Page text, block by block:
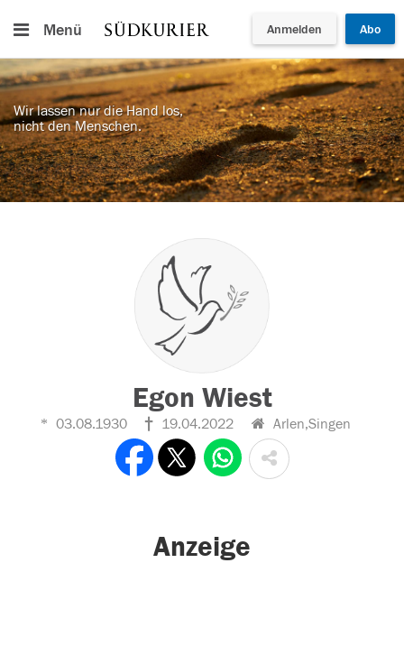
Menü Anmelden Abo
Wir lassen nur die Hand los,
nicht den Menschen.
Egon Wiest
03.08.1930 19.04.2022 Arlen,Singen
Anzeige